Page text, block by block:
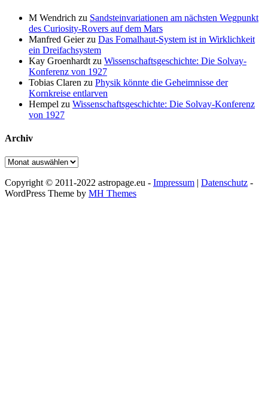
M Wendrich zu Sandsteinvariationen am nächsten Wegpunkt
des Curiosity-Rovers auf dem Mars
Manfred Geierzu Das Fomalhaut-System ist in Wirklichkeit
ein Dreifachsystem
Kay Groenhardt zu Wissenschaftsgeschichte: Die Solvay-
Konferenz von 1927
Tobias Claren zu Physik könnte die Geheimnisse der
Kornkreise entlarven
Hempel zu Wissenschaftsgeschichte: Die Solvay-Konferenz
von 1927
Archiv
Archiv
Copyright © 2011-2022 astropage.eu - Impressum | Datenschutz -
WordPress Theme by MH Themes